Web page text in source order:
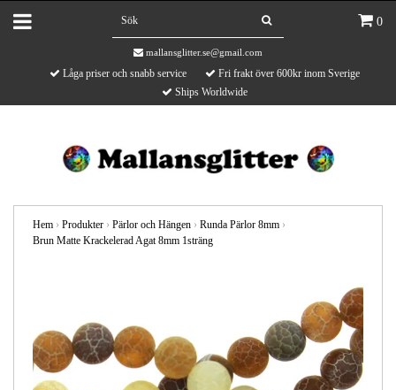
0
mallansglitter.se@gmail.com
Låga priser och snabb service
Fri frakt över 600kr inom Sverige
Ships Worldwide
Hem › Produkter › Pärlor och Hängen › Runda Pärlor 8mm ›
Brun Matte Krackelerad Agat 8mm 1sträng